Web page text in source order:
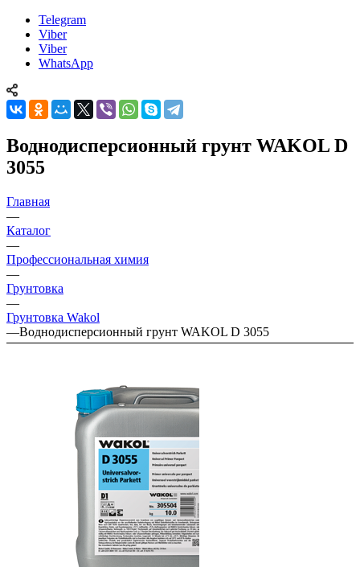
Telegram
Viber
Viber
WhatsApp
Воднодисперсионный грунт WAKOL D
3055
Главная
—
Каталог
—
Профессиональная химия
—
Грунтовка
—
Грунтовка Wakol
—Воднодисперсионный грунт WAKOL D 3055